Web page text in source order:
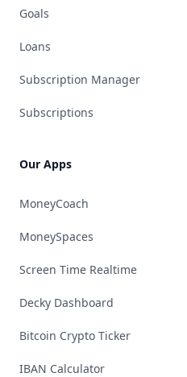
Goals
Loans
Subscription Manager
Subscriptions
Our Apps
MoneyCoach
MoneySpaces
Screen Time Realtime
Decky Dashboard
Bitcoin Crypto Ticker
IBAN Calculator